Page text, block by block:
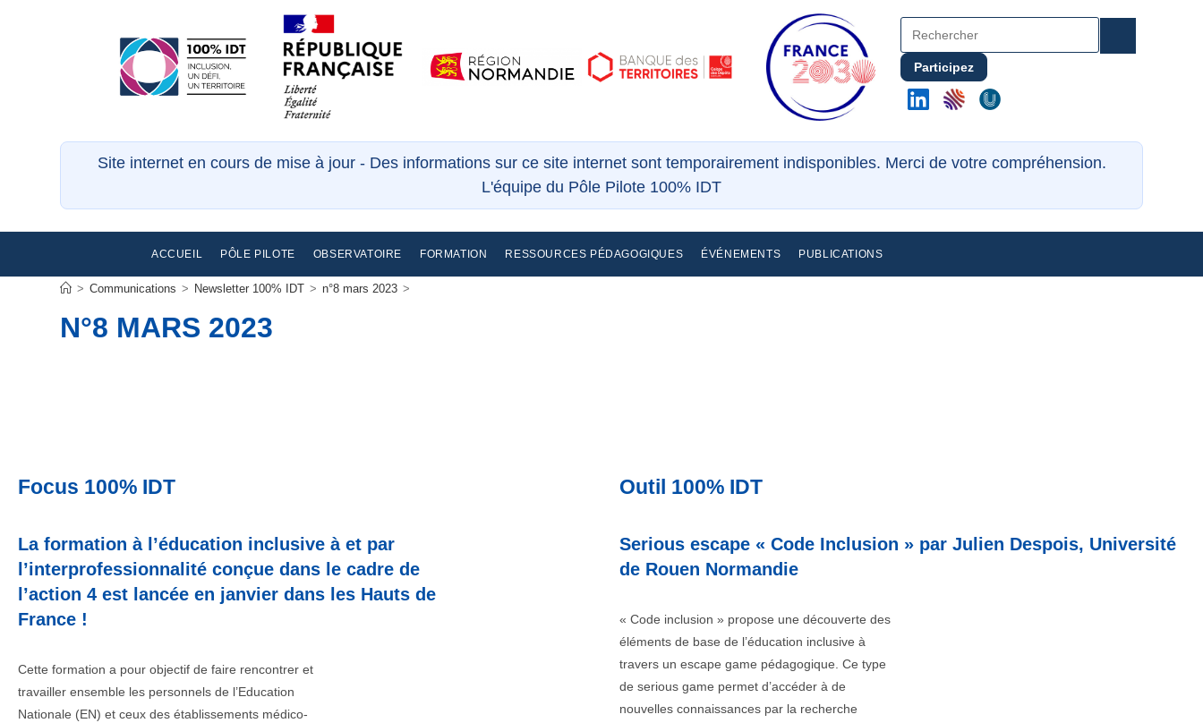
Participez
Site internet en cours de mise à jour - Des informations sur ce site internet sont temporairement indisponibles. Merci de votre compréhension.
L'équipe du Pôle Pilote 100% IDT
ACCUEIL PÔLE PILOTE OBSERVATOIRE FORMATION RESSOURCES PÉDAGOGIQUES ÉVÉNEMENTS PUBLICATIONS
N°8 MARS 2023
> Communications > Newsletter 100% IDT > n°8 mars 2023 >
Focus 100% IDT
La formation à l’éducation inclusive à et par
l’interprofessionnalité conçue dans le cadre de
l’action 4 est lancée en janvier dans les Hauts de
France !
Cette formation a pour objectif de faire rencontrer et
travailler ensemble les personnels de l’Education
Nationale (EN) et ceux des établissements médico-
Outil 100% IDT
Serious escape « Code Inclusion » par Julien Despois, Université
de Rouen Normandie
« Code inclusion » propose une découverte des
éléments de base de l’éducation inclusive à
travers un escape game pédagogique. Ce type
de serious game permet d’accéder à de
nouvelles connaissances par la recherche